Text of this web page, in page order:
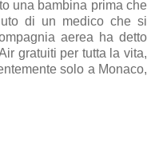
una bambina prima che
di un medico che si
aerea ha detto
gratuiti per tutta la vita,
solo a Monaco,